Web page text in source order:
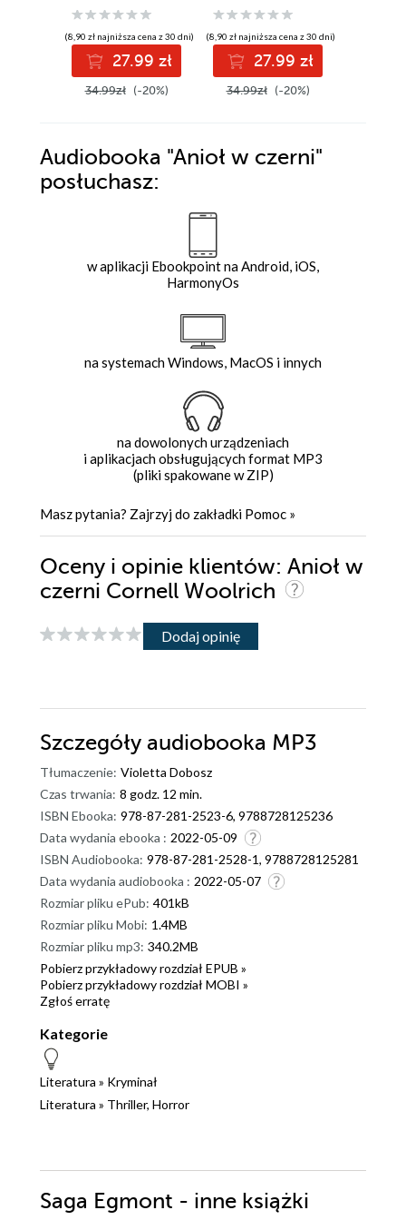
(8,90 zł najniższa cena z 30 dni)
27.99 zł
34.99zł (-20%)
(8,90 zł najniższa cena z 30 dni)
27.99 zł
34.99zł (-20%)
Audiobooka "Anioł w czerni"
posłuchasz:
w aplikacji Ebookpoint na Android, iOS,
HarmonyOs
na systemach Windows, MacOS i innych
na dowolonych urządzeniach
i aplikacjach obsługujących format MP3
(pliki spakowane w ZIP)
Masz pytania? Zajrzyj do zakładki Pomoc »
Oceny i opinie klientów: Anioł w
czerni Cornell Woolrich
Dodaj opinię
Szczegóły audiobooka MP3
Tłumaczenie: Violetta Dobosz
Czas trwania: 8 godz. 12 min.
ISBN Ebooka: 978-87-281-2523-6, 9788728125236
Data wydania ebooka : 2022-05-09
ISBN Audiobooka: 978-87-281-2528-1, 9788728125281
Data wydania audiobooka : 2022-05-07
Rozmiar pliku ePub: 401kB
Rozmiar pliku Mobi: 1.4MB
Rozmiar pliku mp3: 340.2MB
Pobierz przykładowy rozdział EPUB »
Pobierz przykładowy rozdział MOBI »
Zgłoś erratę
Kategorie
Literatura » Kryminał
Literatura » Thriller, Horror
Saga Egmont - inne książki